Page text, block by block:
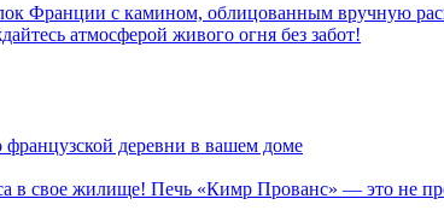
Франции с камином, облицованным вручную
атмосферой живого огня без забот!
деревни в вашем доме
в свое жилище! Печь «Кимр Прованс» — это не